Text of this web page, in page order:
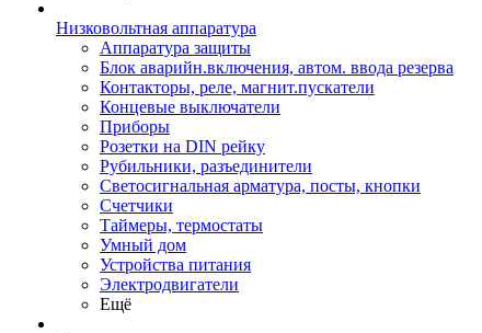
Низковольтная аппаратура
Аппаратура защиты
Блок аварийн.включения, автом. ввода резерва
Контакторы, реле, магнит.пускатели
Концевые выключатели
Приборы
Розетки на DIN рейку
Рубильники, разъединители
Светосигнальная арматура, посты, кнопки
Счетчики
Таймеры, термостаты
Умный дом
Устройства питания
Электродвигатели
Ещё